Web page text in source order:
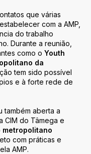
que várias
com a AMP,
do trabalho
Durante a reunião,
como o Youth
da
tem sido possível
e à forte rede de
também aberta a
CIM do Tâmega e
com práticas e
AMP.